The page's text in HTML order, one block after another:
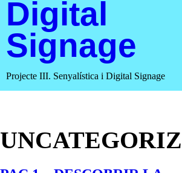
Digital
Signage
Projecte III. Senyalística i Digital Signage